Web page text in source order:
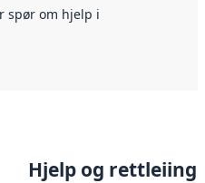
spør om hjelp i
Hjelp og rettleiing